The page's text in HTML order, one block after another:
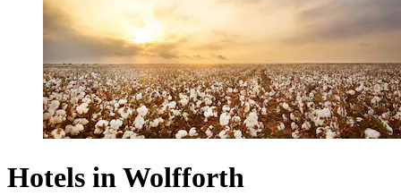
Hotels in Wolfforth